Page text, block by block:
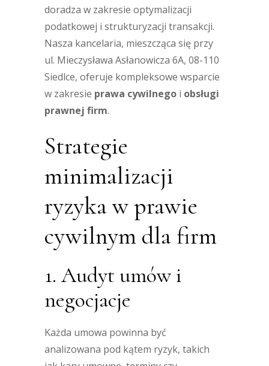
doradza w zakresie optymalizacji
podatkowej i strukturyzacji transakcji.
Nasza kancelaria, mieszcząca się przy
ul. Mieczysława Asłanowicza 6A, 08-110
Siedlce, oferuje kompleksowe wsparcie
w zakresie prawa cywilnego i obsługi
prawnej firm.
Strategie
minimalizacji
ryzyka w prawie
cywilnym dla firm
1. Audyt umów i
negocjacje
Każda umowa powinna być
analizowana pod kątem ryzyk, takich